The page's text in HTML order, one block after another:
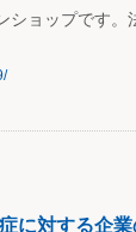
ショップです
に対する企